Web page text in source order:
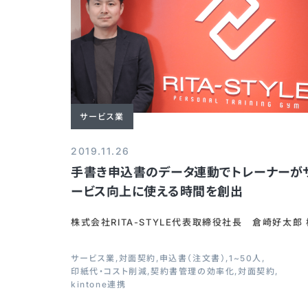
サービス業
2019.11.26
手書き申込書のデータ連動でトレーナーが
ービス向上に使える時間を創出
株式会社RITA-STYLE代表取締役社長 倉崎好太郎
サービス業 対面契約 申込書（注文書） 1~50人
印紙代・コスト削減 契約書管理の効率化 対面契約
kintone連携